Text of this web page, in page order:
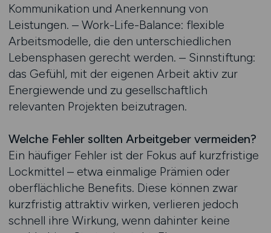
Kommunikation und Anerkennung von
Leistungen. – Work-Life-Balance: flexible
Arbeitsmodelle, die den unterschiedlichen
Lebensphasen gerecht werden. – Sinnstiftung:
das Gefühl, mit der eigenen Arbeit aktiv zur
Energiewende und zu gesellschaftlich
relevanten Projekten beizutragen.
Welche Fehler sollten Arbeitgeber vermeiden?
Ein häufiger Fehler ist der Fokus auf kurzfristige
Lockmittel – etwa einmalige Prämien oder
oberflächliche Benefits. Diese können zwar
kurzfristig attraktiv wirken, verlieren jedoch
schnell ihre Wirkung, wenn dahinter keine